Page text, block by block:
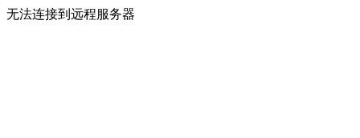
无法连接到远程服务器